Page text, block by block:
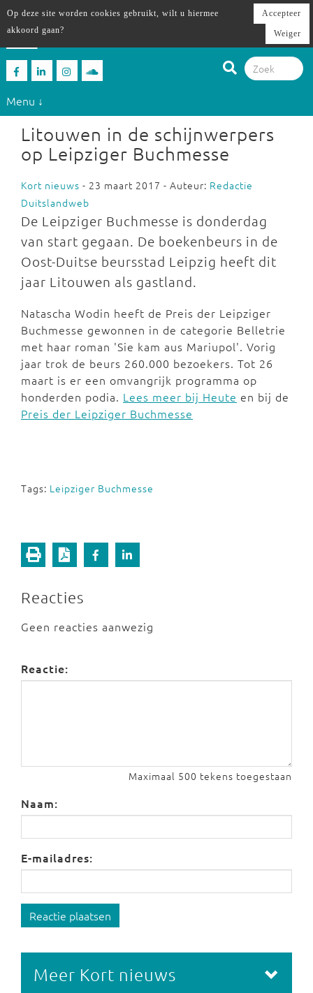
Menu ↓
Litouwen in de schijnwerpers
op Leipziger Buchmesse
Kort nieuws - 23 maart 2017 - Auteur: Redactie
Duitslandweb
De Leipziger Buchmesse is donderdag
van start gegaan. De boekenbeurs in de
Oost-Duitse beursstad Leipzig heeft dit
jaar Litouwen als gastland.
Natascha Wodin heeft de Preis der Leipziger
Buchmesse gewonnen in de categorie Belletrie
met haar roman 'Sie kam aus Mariupol'. Vorig
jaar trok de beurs 260.000 bezoekers. Tot 26
maart is er een omvangrijk programma op
honderden podia. Lees meer bij Heute en bij de
Preis der Leipziger Buchmesse
Tags: Leipziger Buchmesse
Reacties
Geen reacties aanwezig
Reactie:
Maximaal 500 tekens toegestaan
Naam:
E-mailadres:
Reactie plaatsen
Meer Kort nieuws
Op deze site worden cookies gebruikt, wilt u hiermee
akkoord gaan?
Accepteer
Weiger